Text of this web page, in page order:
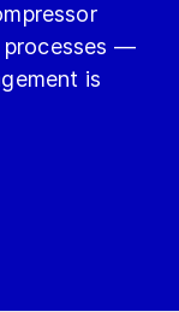
processes —
is